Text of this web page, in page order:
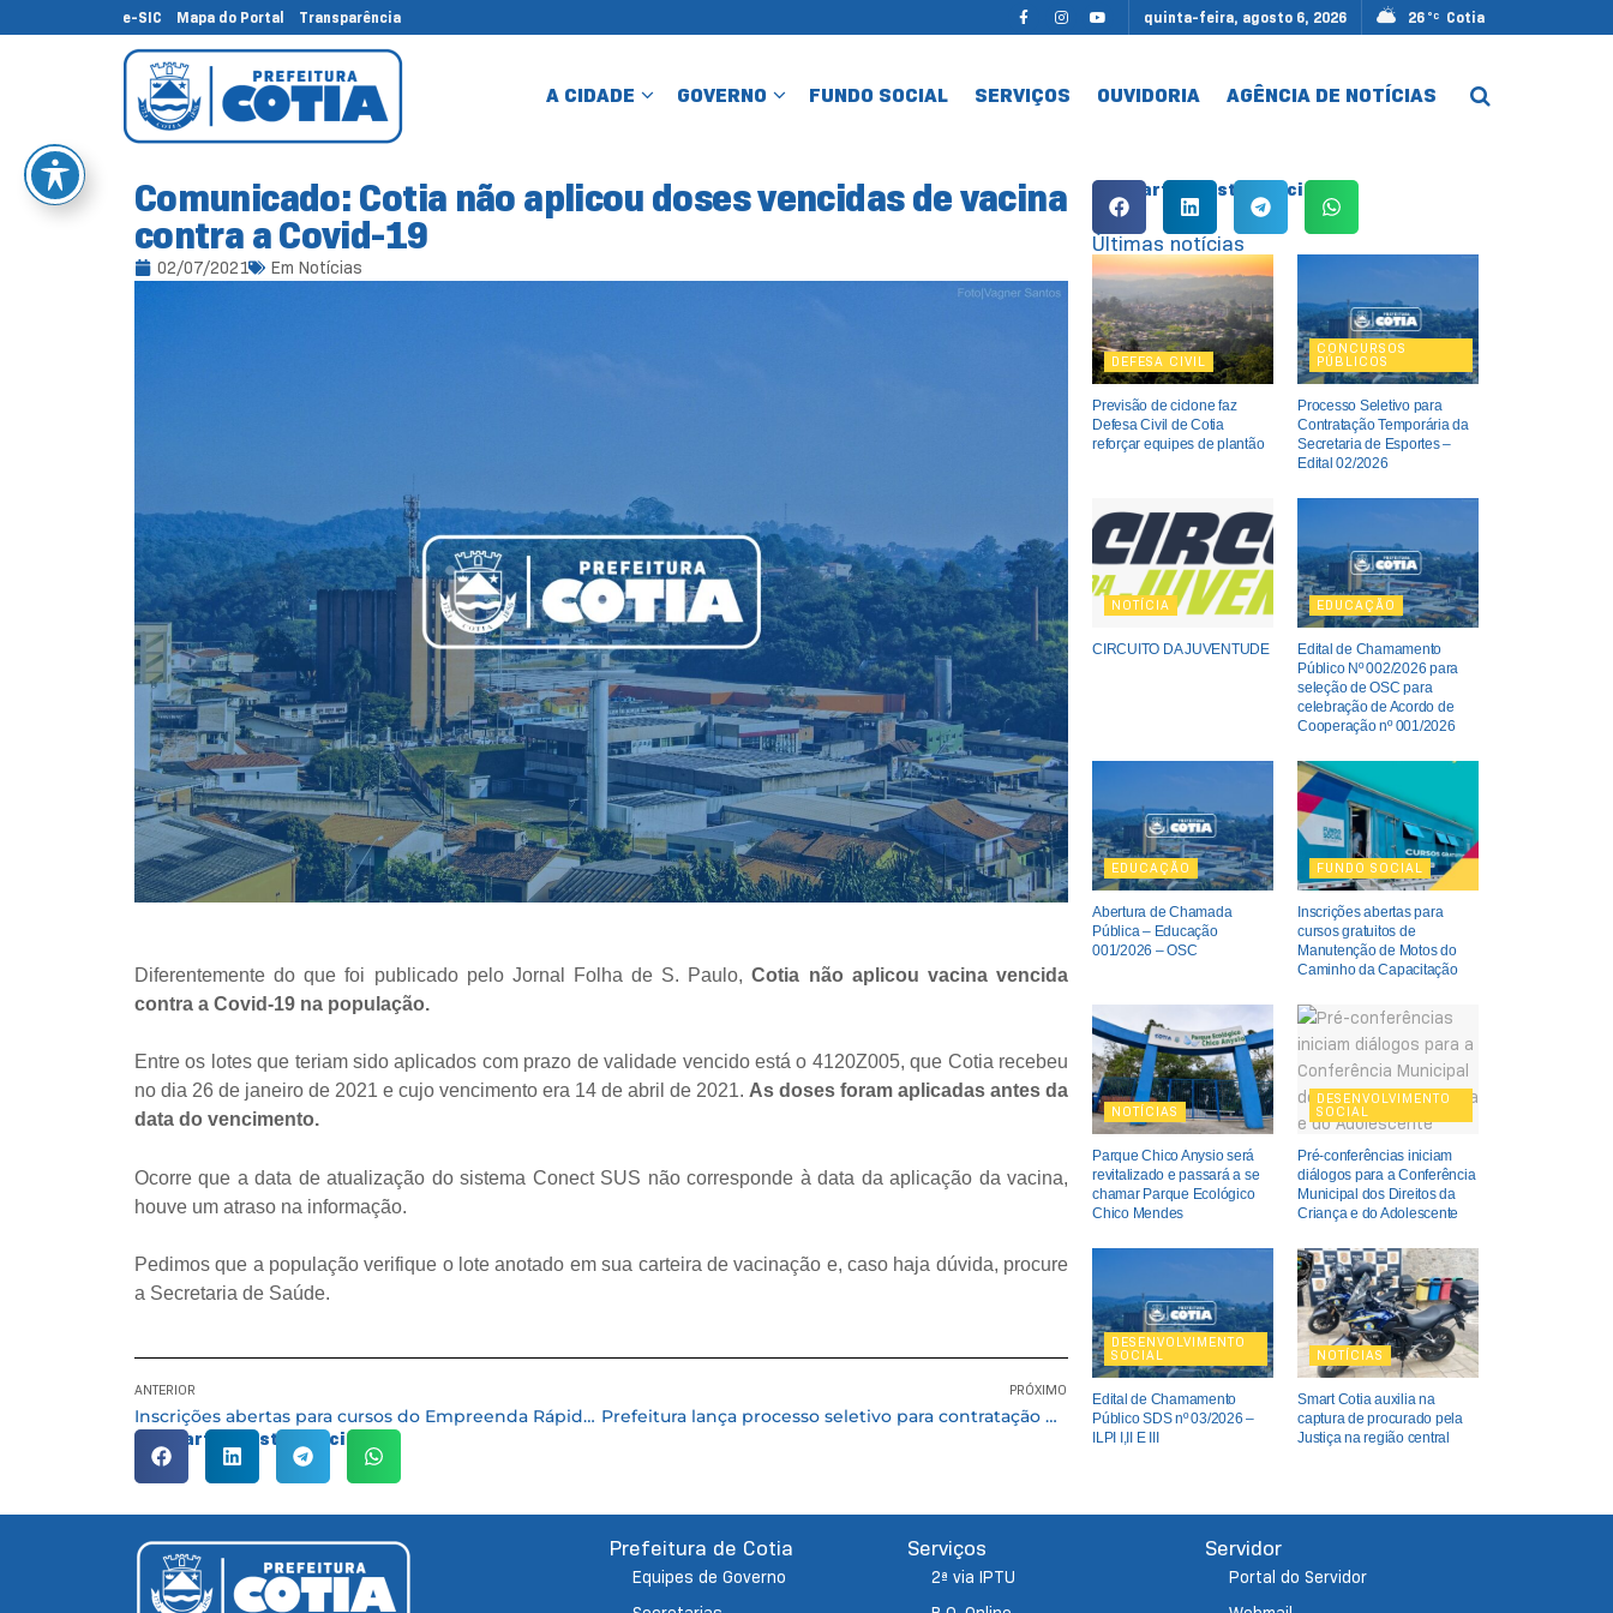
e-SIC Mapa do Portal Transparência quinta-feira, agosto 6, 2026 26 °C Cotia
A CIDADE GOVERNO FUNDO SOCIAL SERVIÇOS OUVIDORIA AGÊNCIA DE NOTÍCIAS
Comunicado: Cotia não aplicou doses vencidas de vacina
contra a Covid-19
02/07/2021 Em Notícias
Diferentemente do que foi publicado pelo Jornal Folha de S. Paulo,Cotia não aplicou vacina vencida
contra a Covid-19 na população.
Entre os lotes que teriam sido aplicados com prazo de validade vencido está o 4120Z005, que Cotia recebeu
no dia 26 de janeiro de 2021 e cujo vencimento era 14 de abril de 2021. As doses foram aplicadas antes da
data do vencimento.
Ocorre que a data de atualização do sistema Conect SUS não corresponde à data da aplicação da vacina,
houve um atraso na informação.
Pedimos que a população verifique o lote anotado em sua carteira de vacinação e, caso haja dúvida, procure
a Secretaria de Saúde.
ANTERIOR
Inscrições abertas para cursos do Empreenda Rápido em parceria com o Sebrae Aqui
PRÓXIMO
Prefeitura lança processo seletivo para contratação de farmacêutico e assistente de farmácia
Compartilhe esta notícia:
Compartilhe esta notícia:
Últimas notícias
DEFESA CIVIL
Previsão de ciclone faz
Defesa Civil de Cotia
reforçar equipes de plantão
CONCURSOS
PÚBLICOS
Processo Seletivo para
Contratação Temporária da
Secretaria de Esportes –
Edital 02/2026
NOTÍCIA
CIRCUITO DA JUVENTUDE
EDUCAÇÃO
Edital de Chamamento
Público Nº 002/2026 para
seleção de OSC para
celebração de Acordo de
Cooperação nº 001/2026
EDUCAÇÃO
Abertura de Chamada
Pública – Educação
001/2026 – OSC
FUNDO SOCIAL
Inscrições abertas para
cursos gratuitos de
Manutenção de Motos do
Caminho da Capacitação
NOTÍCIAS
Parque Chico Anysio será
revitalizado e passará a se
chamar Parque Ecológico
Chico Mendes
DESENVOLVIMENTO
SOCIAL
Pré-conferências iniciam
diálogos para a Conferência
Municipal dos Direitos da
Criança e do Adolescente
DESENVOLVIMENTO
SOCIAL
Edital de Chamamento
Público SDS nº 03/2026 –
ILPI I,II E III
NOTÍCIAS
Smart Cotia auxilia na
captura de procurado pela
Justiça na região central
Prefeitura de Cotia
Equipes de Governo
Serviços
2ª via IPTU
Servidor
Portal do Servidor